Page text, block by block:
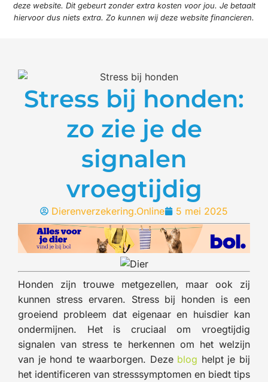
deze website. Dit gebeurt zonder extra kosten voor jou. Je betaalt
hiervoor dus niets extra. Zo kunnen wij deze website financieren.
Stress bij honden:
zo zie je de
signalen
vroegtijdig
Dierenverzekering.Online 5 mei 2025
Honden zijn trouwe metgezellen, maar ook zij
kunnen stress ervaren. Stress bij honden is een
groeiend probleem dat eigenaar en huisdier kan
ondermijnen. Het is cruciaal om vroegtijdig
signalen van stress te herkennen om het welzijn
van je hond te waarborgen. Deze blog helpt je bij
het identificeren van stresssymptomen en biedt tips